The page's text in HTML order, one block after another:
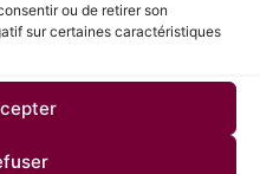
ou de retirer son
sur certaines caractéristiques
étape cruciale dans le
redoutée par de
sa valeur et
peut avoir un